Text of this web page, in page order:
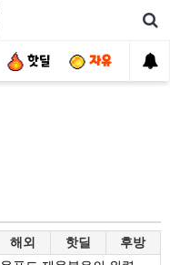
핫딜 자유
해외 핫딜 후방